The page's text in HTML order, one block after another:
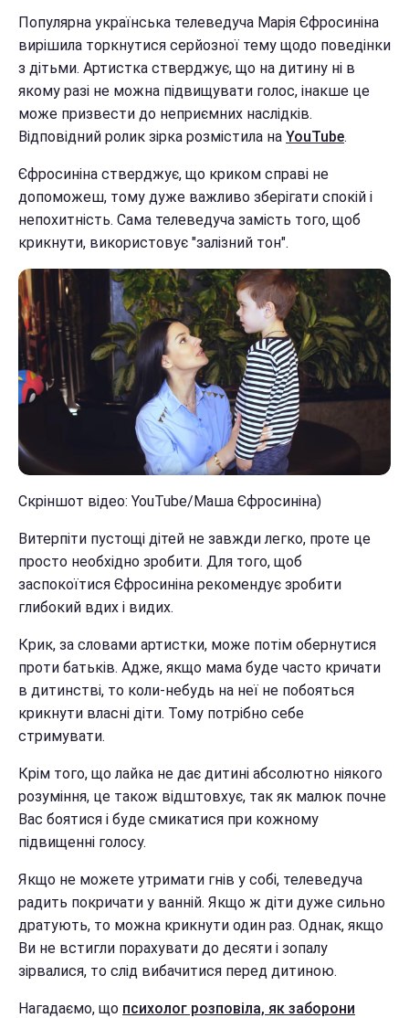
Популярна українська телеведуча Марія Єфросиніна
вирішила торкнутися серйозної тему щодо поведінки
з дітьми. Артистка стверджує, що на дитину ні в
якому разі не можна підвищувати голос, інакше це
може призвести до неприємних наслідків.
Відповідний ролик зірка розмістила на YouTube.
Єфросиніна стверджує, що криком справі не
допоможеш, тому дуже важливо зберігати спокій і
непохитність. Сама телеведуча замість того, щоб
крикнути, використовує "залізний тон".
Скріншот відео: YouTube/Маша Єфросиніна)
Витерпіти пустощі дітей не завжди легко, проте це
просто необхідно зробити. Для того, щоб
заспокоїтися Єфросиніна рекомендує зробити
глибокий вдих і видих.
Крик, за словами артистки, може потім обернутися
проти батьків. Адже, якщо мама буде часто кричати
в дитинстві, то коли-небудь на неї не побояться
крикнути власні діти. Тому потрібно себе
стримувати.
Крім того, що лайка не дає дитині абсолютно ніякого
розуміння, це також відштовхує, так як малюк почне
Вас боятися і буде смикатися при кожному
підвищенні голосу.
Якщо не можете утримати гнів у собі, телеведуча
радить покричати у ванній. Якщо ж діти дуже сильно
дратують, то можна крикнути один раз. Однак, якщо
Ви не встигли порахувати до десяти і зопалу
зірвалися, то слід вибачитися перед дитиною.
Нагадаємо, що психолог розповіла, як заборони